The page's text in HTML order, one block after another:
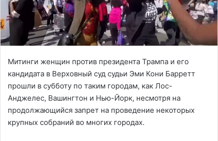
Митинги женщин против президента Трампа и его
кандидата в Верховный суд судьи Эми Кони Барретт
прошли в субботу по таким городам, как Лос-
Анджелес, Вашингтон и Нью-Йорк, несмотря на
продолжающийся запрет на проведение некоторых
крупных собраний во многих городах.